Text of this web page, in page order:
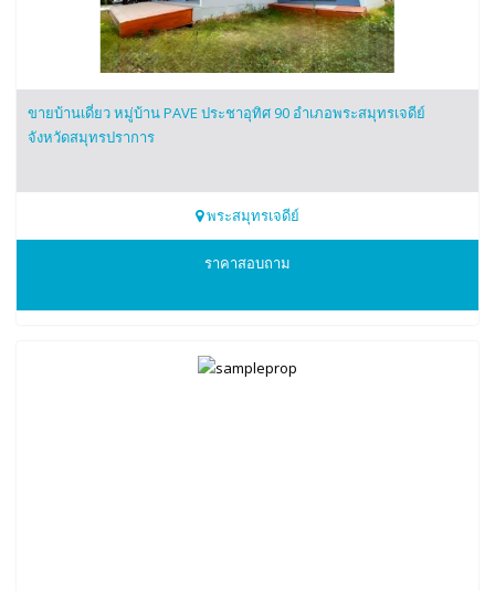
0997824926
ขายบ้านเดี่ยว หมู่บ้าน PAVE ประชาอุทิศ 90 อำเภอพระสมุทรเจดีย์
จังหวัดสมุทรปราการ
พระสมุทรเจดีย์
ราคาสอบถาม